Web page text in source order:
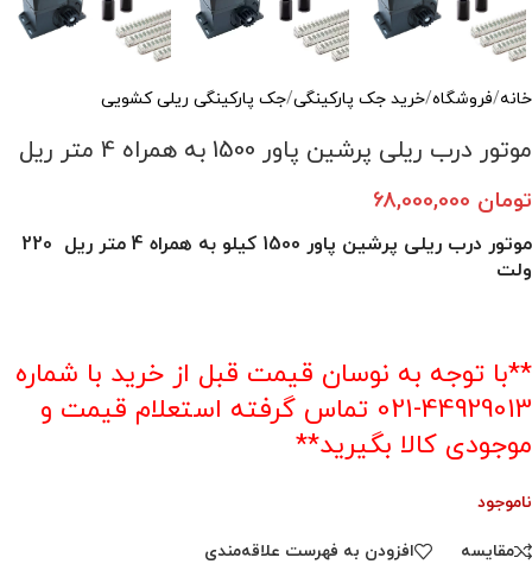
خانه/فروشگاه/خرید جک‌ پارکینگی/جک‌ پارکینگی ریلی کشویی
موتور درب ریلی پرشین پاور 1500 به همراه 4 متر ریل
تومان
موتور درب ریلی پرشین پاور 1500 کیلو به همراه 4 متر ریل 220
ولت
**با توجه به نوسان قیمت قبل از خرید با شماره
44929013-021 تماس گرفته استعلام قیمت و
موجودی کالا بگیرید**
ناموجود
مقایسه افزودن به فهرست علاقه‌مندی